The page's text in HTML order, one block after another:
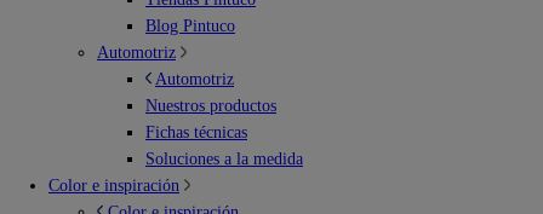
Blog Pintuco
Automotriz
Automotriz
Nuestros productos
Fichas técnicas
Soluciones a la medida
Color e inspiración